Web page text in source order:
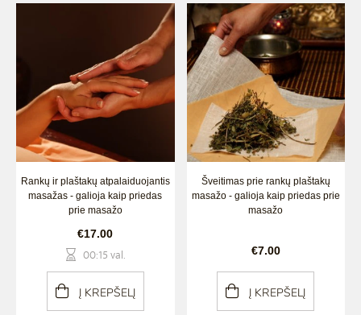
Rankų ir plaštakų atpalaiduojantis
masažas - galioja kaip priedas
prie masažo
€17.00
00:15 val.
Į KREPŠELĮ
Šveitimas prie rankų plaštakų
masažo - galioja kaip priedas prie
masažo
€7.00
Į KREPŠELĮ